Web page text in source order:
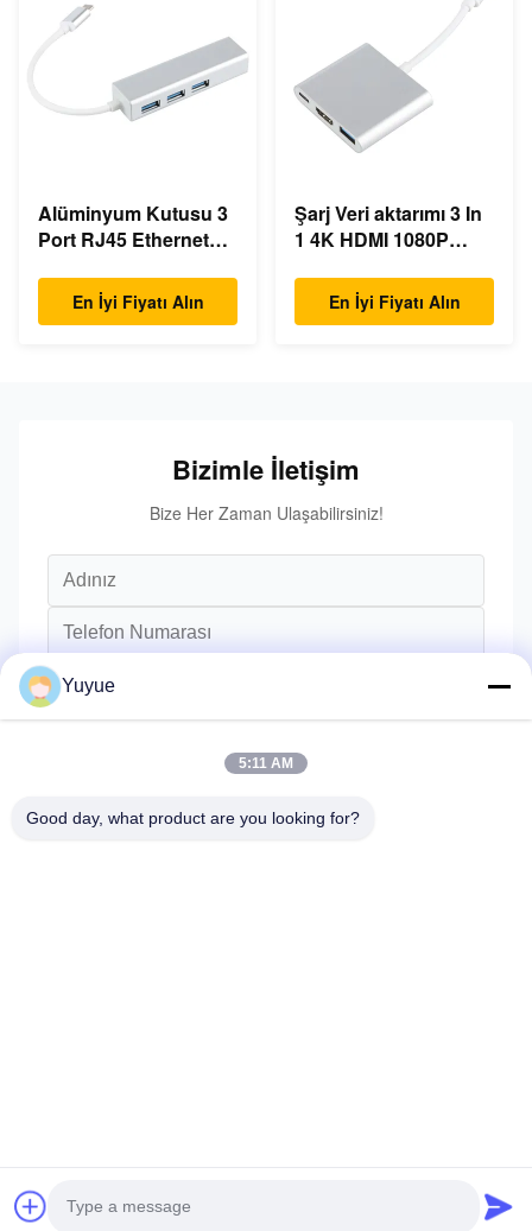
Alüminyum Kutusu 3
Port RJ45 Ethernet
En İyi Fiyatı Alın
Şarj Veri aktarımı 3 In
1 4K HDMI 1080P
En İyi Fiyatı Alın
Bizimle İletişim
Bize Her Zaman Ulaşabilirsiniz!
Yuyue
5:11 AM
Good day, what product are you looking for?